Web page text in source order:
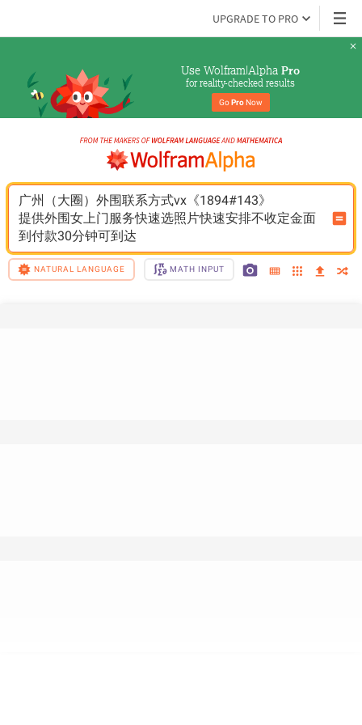
UPGRADE TO PRO
Use Wolfram|Alpha Pro
for reality-checked results
Go Pro Now
广州（大圈）外围联系方式vx《1894#143》
提供外围女上门服务快速选照片快速安排不收定金面
到付款30分钟可到达
NATURAL LANGUAGE MATH INPUT